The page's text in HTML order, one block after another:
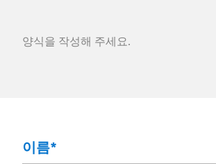
양식을 작성해 주세요.
이름*